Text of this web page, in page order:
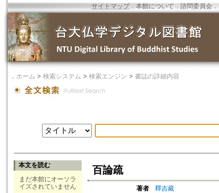
サイトマップ．本館について ． 諮問委員会 ．
． ホーム > 検索システム > 検索エンジン > 書誌の詳細内容
本文を読む
まだ本館にオーソラ
イズされていません
百論疏
著者
釋吉藏